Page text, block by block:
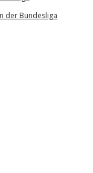
der Bundesliga